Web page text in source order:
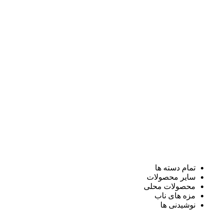
تمام دسته ها
سایر محصولات
محصولات محلی
مزه های ناب
نوشیدنی ها